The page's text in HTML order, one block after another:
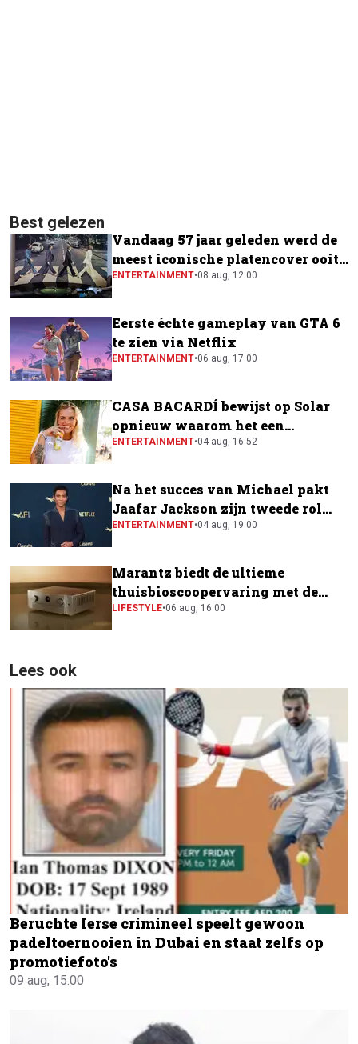
Best gelezen
Vandaag 57 jaar geleden werd de
meest iconische platencover ooit
gemaakt
ENTERTAINMENT•08 aug, 12:00
Eerste échte gameplay van GTA 6
te zien via Netflix
ENTERTAINMENT•06 aug, 17:00
CASA BACARDÍ bewijst op Solar
opnieuw waarom het een
festivalfavoriet is
ENTERTAINMENT•04 aug, 16:52
Na het succes van Michael pakt
Jaafar Jackson zijn tweede rol
naast Will Smith
ENTERTAINMENT•04 aug, 19:00
Marantz biedt de ultieme
thuisbioscoopervaring met de
CINEMA Series 2
LIFESTYLE•06 aug, 16:00
Lees ook
Beruchte Ierse crimineel speelt gewoon
padeltoernooien in Dubai en staat zelfs op
promotiefoto's
09 aug, 15:00